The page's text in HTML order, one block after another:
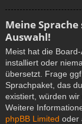
Meine
Auswahl!
Meist hat die
installiert oder
übersetzt. Frage
Sprachpaket, das
existiert, würden
Weitere
phpBB Limited oder